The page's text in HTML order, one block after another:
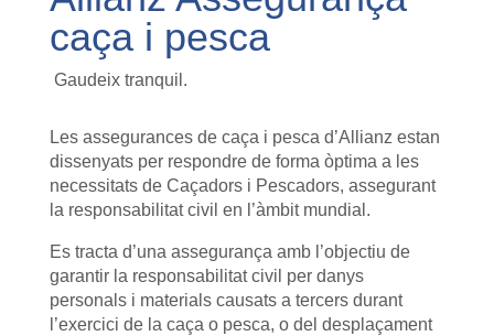
caça i pesca
Gaudeixtranquil.
Les assegurances de caça i pesca d’Allianz estan
dissenyats per respondre de forma òptima a les
necessitats de Caçadors i Pescadors, assegurant
la responsabilitat civil en l’àmbit mundial.
Es tracta d’una assegurança amb l’objectiu de
garantir la responsabilitat civil per danys
personals i materials causats a tercers durant
l’exercici de la caça o pesca, o del desplaçament